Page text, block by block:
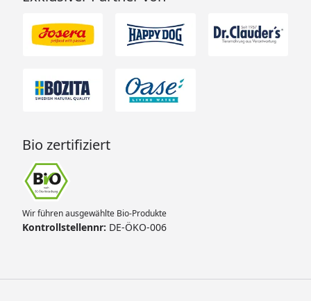
Bio zertifiziert
Wir führen ausgewählte Bio-Produkte
Kontrollstellennr: DE-ÖKO-006